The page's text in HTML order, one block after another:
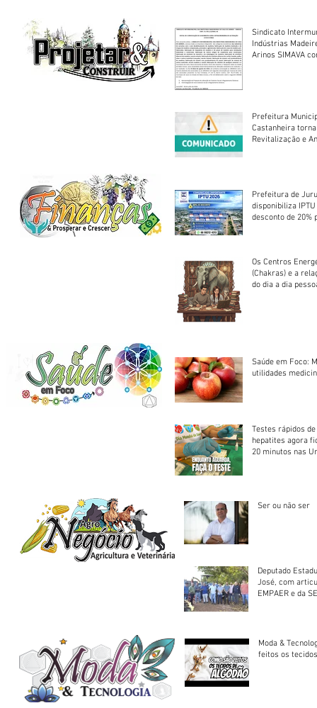
Sindicato
Indústrias
Arinos SIMAVA convoca à
Prefeitura
Castanheira
Revitalização e
Prefeitura de
disponibiliza
desconto de 20%
Os Centros
(Chakras) e a
do dia a dia
Saúde em Foco:
utilidades
Testes rápidos
hepatites agora
20 minutos nas
Ser ou não ser
Deputado
José, com
EMPAER e da
Moda &
feitos os